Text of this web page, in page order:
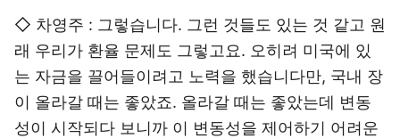
◇ 차영주 : 그렇습니다. 그런 것들도 있는 것 같고 원
래 우리가 환율 문제도 그렇고요. 오히려 미국에 있
는 자금을 끌어들이려고 노력을 했습니다만, 국내 장
이 올라갈 때는 좋았죠. 올라갈 때는 좋았는데 변동
성이 시작되다 보니까 이 변동성을 제어하기 어려운